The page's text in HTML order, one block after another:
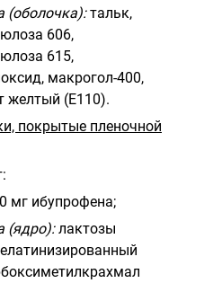
(оболочка):тальк,
606,
615,
макрогол-400,
желтый (Е110).
покрытые пленочной
мг ибупрофена;
(ядро):лактозы